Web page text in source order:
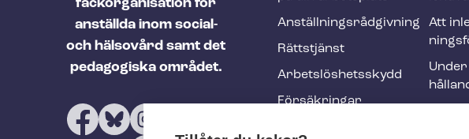
fackorganisation för
anställda inom social-
och hälsovård samt det
pedagogiska området.
y
f
o
o
An­ställ­nings­råd­giv­ning
Rättstjänst
Ar­bets­lös­hets­skydd
Försäkringar
Att